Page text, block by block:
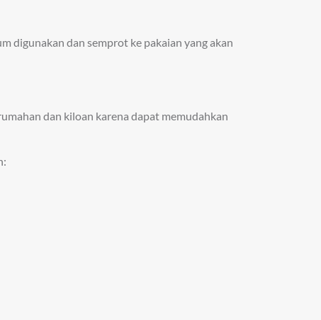
digunakan dan semprot ke pakaian yang akan
dan kiloan karena dapat memudahkan